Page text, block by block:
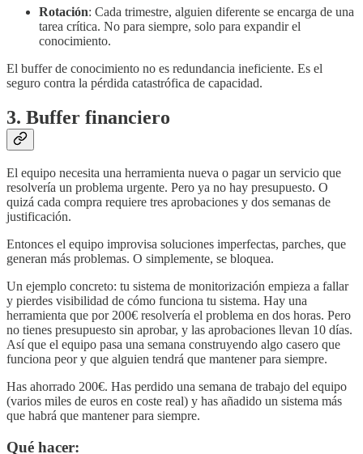
Rotación: Cada trimestre, alguien diferente se encarga de una
tarea crítica. No para siempre, solo para expandir el
conocimiento.
El buffer de conocimiento no es redundancia ineficiente. Es el
seguro contra la pérdida catastrófica de capacidad.
3. Buffer financiero
El equipo necesita una herramienta nueva o pagar un servicio que
resolvería un problema urgente. Pero ya no hay presupuesto. O
quizá cada compra requiere tres aprobaciones y dos semanas de
justificación.
Entonces el equipo improvisa soluciones imperfectas, parches, que
generan más problemas. O simplemente, se bloquea.
Un ejemplo concreto: tu sistema de monitorización empieza a fallar
y pierdes visibilidad de cómo funciona tu sistema. Hay una
herramienta que por 200€ resolvería el problema en dos horas. Pero
no tienes presupuesto sin aprobar, y las aprobaciones llevan 10 días.
Así que el equipo pasa una semana construyendo algo casero que
funciona peor y que alguien tendrá que mantener para siempre.
Has ahorrado 200€. Has perdido una semana de trabajo del equipo
(varios miles de euros en coste real) y has añadido un sistema más
que habrá que mantener para siempre.
Qué hacer: